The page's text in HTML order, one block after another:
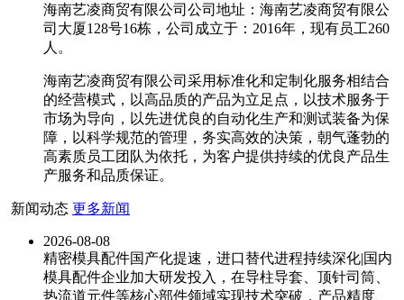
海南艺凌商贸有限公司公司地址：海南艺凌商贸有限公
司大厦128号16栋，公司成立于：2016年，现有员工260
人。
海南艺凌商贸有限公司采用标准化和定制化服务相结合
的经营模式，以高品质的产品为立足点，以技术服务于
市场为导向，以先进优良的自动化生产和测试装备为保
障，以科学规范的管理，务实高效的决策，朝气蓬勃的
高素质员工团队为依托，为客户提供持续的优良产品生
产服务和品质保证。
新闻动态 更多新闻
2026-08-08
精密模具配件国产化提速，进口替代进程持续深化|国内
模具配件企业加大研发投入，在导柱导套、顶针司筒、
热流道元件等核心部件领域实现技术突破，产品精度、